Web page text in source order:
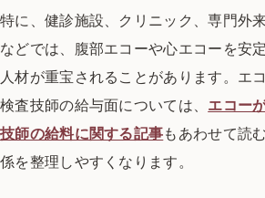
特に、健診施設、クリニック、専門外
などでは、腹部エコーや心エコーを安
人材が重宝されることがあります。エ
検査技師の給与面については、 エコー
技師の給料に関する記事もあわせて読
係を整理しやすくなります。